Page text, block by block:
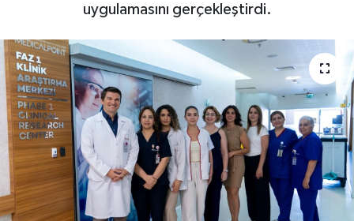
uygulamasını gerçekleştirdi.